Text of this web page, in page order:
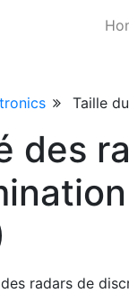
Taille
des
radars de